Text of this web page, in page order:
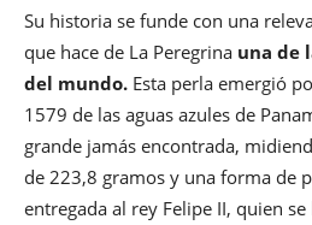
Su historia se funde con una
que hace de La Peregrina una de
del mundo. Esta perla emergió
1579 de las aguas azules de
grande jamás encontrada,
de 223,8 gramos y una forma de
entregada al rey Felipe II, quien